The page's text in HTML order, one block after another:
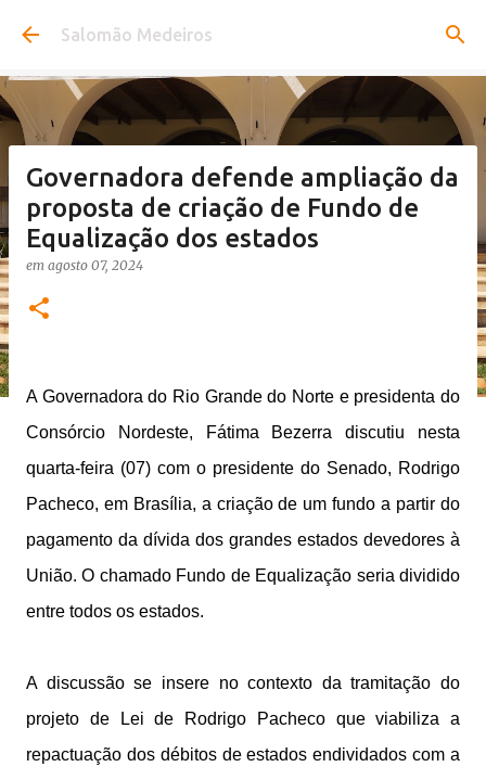
Pular para o conteúdo principal
Salomão Medeiros
Governadora defende ampliação da
proposta de criação de Fundo de
Equalização dos estados
em agosto 07, 2024
A Governadora do Rio Grande do Norte e presidenta do
Consórcio Nordeste, Fátima Bezerra discutiu nesta
quarta-feira (07) com o presidente do Senado, Rodrigo
Pacheco, em Brasília, a criação de um fundo a partir do
pagamento da dívida dos grandes estados devedores à
União. O chamado Fundo de Equalização seria dividido
entre todos os estados.
A discussão se insere no contexto da tramitação do
projeto de Lei de Rodrigo Pacheco que viabiliza a
repactuação dos débitos de estados endividados com a